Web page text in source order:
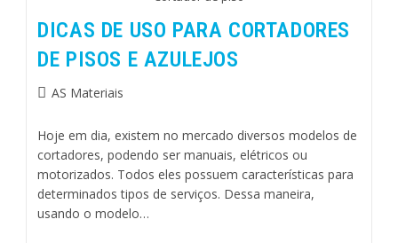
DICAS DE USO PARA CORTADORES
DE PISOS E AZULEJOS
AS Materiais
Hoje em dia, existem no mercado diversos modelos de
cortadores, podendo ser manuais, elétricos ou
motorizados. Todos eles possuem características para
determinados tipos de serviços. Dessa maneira,
usando o modelo…